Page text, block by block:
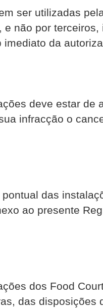
ser utilizadas
e não por
da
deve estar de
infracção o
das
ao presente
dos Food
das disposições